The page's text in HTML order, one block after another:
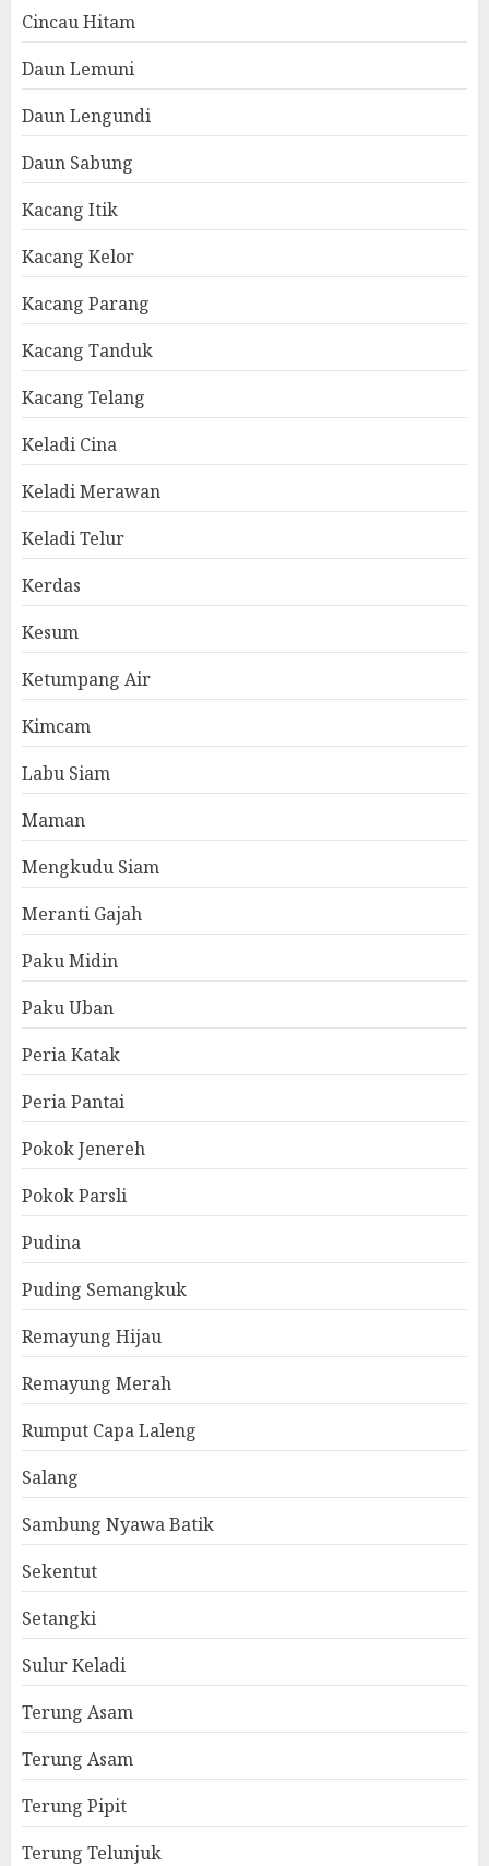
Cincau Hitam
Daun Lemuni
Daun Lengundi
Daun Sabung
Kacang Itik
Kacang Kelor
Kacang Parang
Kacang Tanduk
Kacang Telang
Keladi Cina
Keladi Merawan
Keladi Telur
Kerdas
Kesum
Ketumpang Air
Kimcam
Labu Siam
Maman
Mengkudu Siam
Meranti Gajah
Paku Midin
Paku Uban
Peria Katak
Peria Pantai
Pokok Jenereh
Pokok Parsli
Pudina
Puding Semangkuk
Remayung Hijau
Remayung Merah
Rumput Capa Laleng
Salang
Sambung Nyawa Batik
Sekentut
Setangki
Sulur Keladi
Terung Asam
Terung Asam
Terung Pipit
Terung Telunjuk